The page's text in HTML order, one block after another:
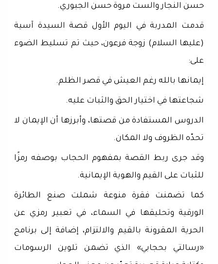
حسن النجار والست مروة حسن الجبوري.
قدمت المدربة في اليوم الأول قصة السيدة آسية
(عليها السلام) زوجة فرعون، حيث تم تسليط الضوء
على:
إيمانها بالله رغم العيش في قصر الظلم.
شجاعتها في اختيار الحق والثبات عليه.
الدروس المستفادة من قصتها، وأبرزها أن الإيمان لا
تحدّه الظروف ولا المكان.
وقد جرى ربط القصة بمفهوم الحجاب بوصفه رمزًا
للثبات على القيم والهوية الإيمانية.
كما تضمنت فقرة منوعة شملت صنع الطائرة
الورقية وتحليقها في السماء، في تعبير رمزي عن
الحرية المقرونة بالقيم والالتزام، إضافة إلى برنامج
«رسالتي بحجابي» الذي تضمن تلوين الرسومات